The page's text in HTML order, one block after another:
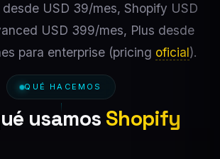
desde USD 39/mes, Shopify USD
USD 399/mes, Plus desde
para enterprise (pricing oficial).
QUÉ HACEMOS
usamos Shopify